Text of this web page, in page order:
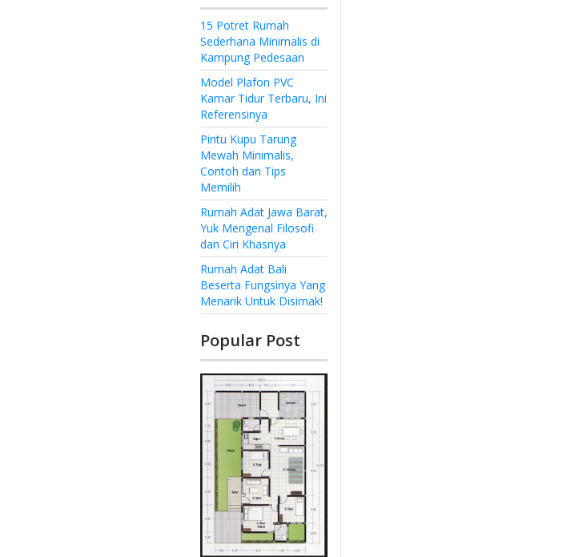
15 Potret Rumah
Sederhana Minimalis di
Kampung Pedesaan
Model Plafon PVC
Kamar Tidur Terbaru, Ini
Referensinya
Pintu Kupu Tarung
Mewah Minimalis,
Contoh dan Tips
Memilih
Rumah Adat Jawa Barat,
Yuk Mengenal Filosofi
dan Ciri Khasnya
Rumah Adat Bali
Beserta Fungsinya Yang
Menarik Untuk Disimak!
Popular Post